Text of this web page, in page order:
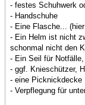
- festes Schuhwerk
- Handschuhe
- Eine Flasche...
- Ein Helm ist nicht
schonmal nicht den
- Ein Seil für
- ggf. Knieschützer,
- eine Picknickdecke
- Verpflegung für